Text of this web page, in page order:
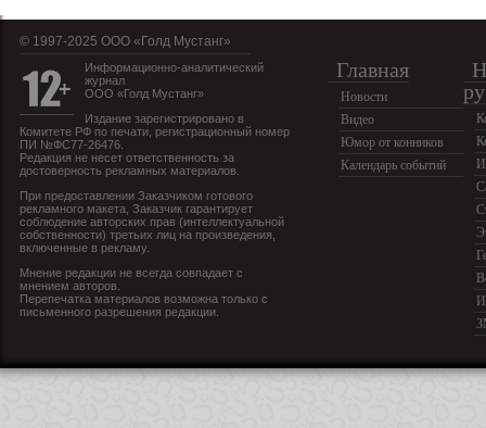
© 1997-2025 OOO «Голд Мустанг»
Информационно-аналитический
журнал
ООО «Голд Мустанг»
Издание зарегистрировано в
Комитете РФ по печати, регистрационный номер
ПИ №ФС77-26476.
Редакция не несет ответственность за
достоверность рекламных материалов.
При предоставлении Заказчиком готового
рекламного макета, Заказчик гарантирует
соблюдение авторских прав (интеллектуальной
собственности) третьих лиц на произведения,
включенные в рекламу.
Мнение редакции не всегда совпадает с
мнением авторов.
Перепечатка материалов возможна только с
письменного разрешения редакции.
Главная
Новости
Видео
Юмор от конников
Календарь событий